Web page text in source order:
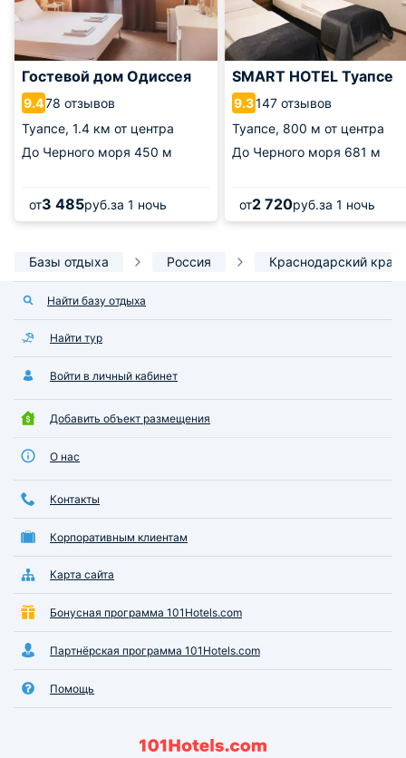
Гостевой дом Одиссея
9.478 отзывов
Туапсе, 1.4 км от центра
До Черного моря 450 м
от3 485руб.за 1 ночь
SMART HOTEL Туапсе
9.3147 отзывов
Туапсе, 800 м от центра
До Черного моря 681 м
от2 720руб.за 1 ночь
Базы отдыха Россия Краснодарский край
Найти базу отдыха
Найти тур
Войти в личный кабинет
Добавить объект размещения
О нас
Контакты
Корпоративным клиентам
Карта сайта
Бонусная программа 101Hotels.com
Партнёрская программа 101Hotels.com
Помощь